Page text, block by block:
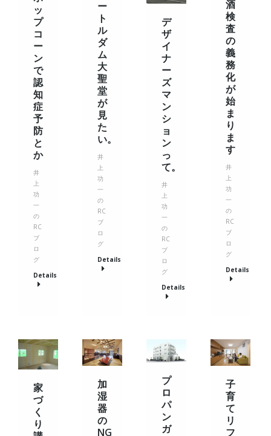
ッ
プ
コ
ー
ン
で
認
知
症
予
防
と
か
井
上
功
一
の
RC
ブ
ロ
グ
Details
ー
ト
ル
ダ
ム
大
聖
堂
が
見
た
い。
井
上
功
一
の
RC
ブ
ロ
グ
Details
デ
ザ
イ
ナ
ー
ズ
マ
ン
シ
ョ
ン
っ
て。
井
上
功
一
の
RC
ブ
ロ
グ
Details
酒
検
査
の
義
務
化
が
始
ま
り
ま
す
井
上
功
一
の
RC
ブ
ロ
グ
Details
家
づ
く
り
加
湿
器
の
NG
プ
ロ
パ
ン
ガ
子
育
て
リ
フ